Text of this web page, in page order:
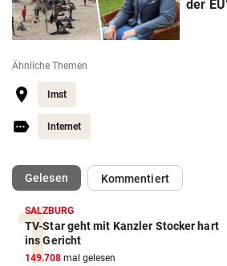
der
Ähnliche Themen
Imst
Internet
Gelesen(ausgewählt)Kommentiert
SALZBURG
TV-Star geht mit Kanzler Stocker hart
ins Gericht
149.708 mal gelesen